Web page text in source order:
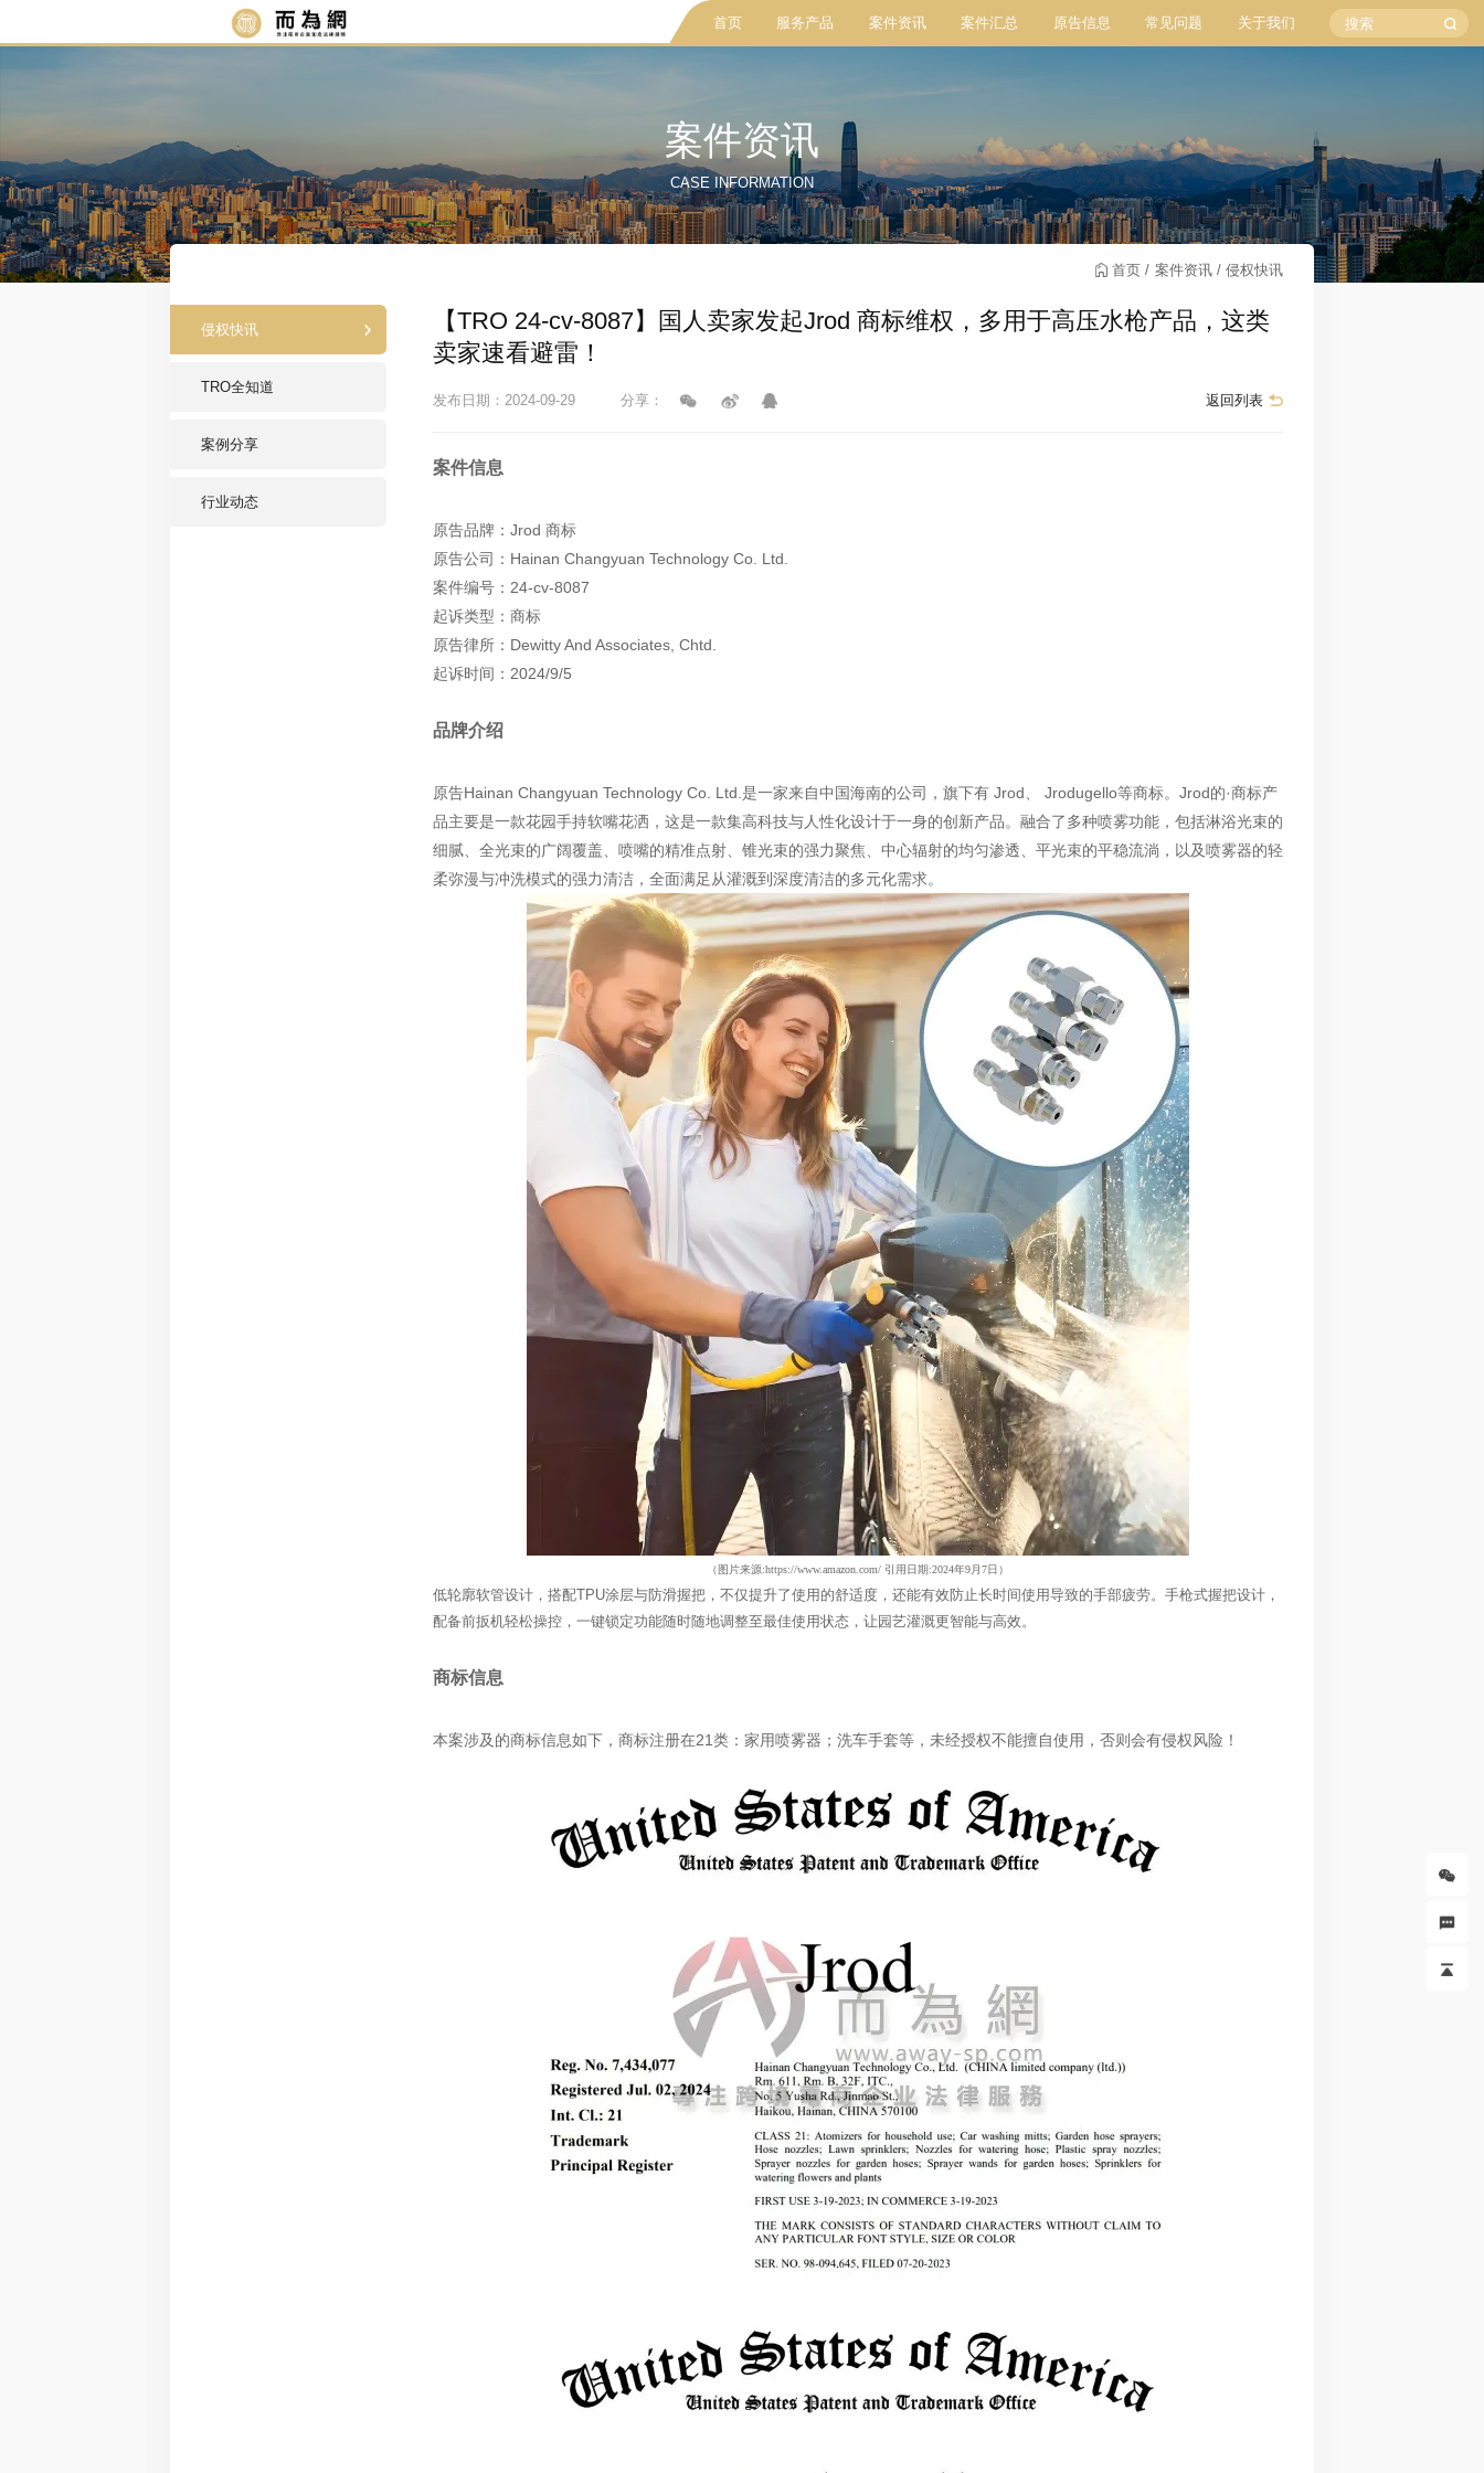
首页 服务产品 案件资讯 案件汇总 原告信息 常见问题 关于我们
案件资讯
CASE INFORMATION
首页 案件资讯 侵权快讯
侵权快讯
TRO全知道
案例分享
行业动态
【TRO 24-cv-8087】国人卖家发起Jrod 商标维权，多用于高压水枪产品，这类
卖家速看避雷！
发布日期：2024-09-29 分享： 返回列表
案件信息
原告品牌：Jrod 商标
原告公司：Hainan Changyuan Technology Co. Ltd.
案件编号：24-cv-8087
起诉类型：商标
原告律所：Dewitty And Associates, Chtd.
起诉时间：2024/9/5
品牌介绍
原告Hainan Changyuan Technology Co. Ltd.是一家来自中国海南的公司，旗下有 Jrod、 Jrodugello等商标。Jrod的·商标产
品主要是一款花园手持软嘴花洒，这是一款集高科技与人性化设计于一身的创新产品。融合了多种喷雾功能，包括淋浴光束的
细腻、全光束的广阔覆盖、喷嘴的精准点射、锥光束的强力聚焦、中心辐射的均匀渗透、平光束的平稳流淌，以及喷雾器的轻
柔弥漫与冲洗模式的强力清洁，全面满足从灌溉到深度清洁的多元化需求。
（图片来源:https://www.amazon.com/ 引用日期:2024年9月7日）
低轮廓软管设计，搭配TPU涂层与防滑握把，不仅提升了使用的舒适度，还能有效防止长时间使用导致的手部疲劳。手枪式握把设计，
配备前扳机轻松操控，一键锁定功能随时随地调整至最佳使用状态，让园艺灌溉更智能与高效。
商标信息
本案涉及的商标信息如下，商标注册在21类：家用喷雾器；洗车手套等，未经授权不能擅自使用，否则会有侵权风险！